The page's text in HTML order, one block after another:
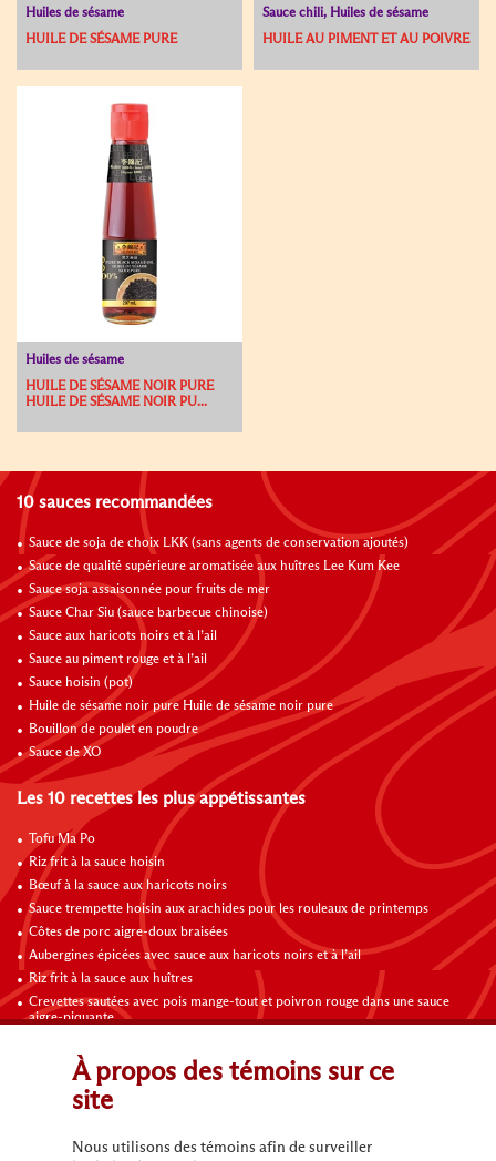
Huiles de sésame
HUILE DE SÉSAME PURE
Sauce chili, Huiles de sésame
HUILE AU PIMENT ET AU POIVRE
Huiles de sésame
HUILE DE SÉSAME NOIR PURE
HUILE DE SÉSAME NOIR PU...
10 sauces recommandées
Sauce de soja de choix LKK (sans agents de conservation ajoutés)
Sauce de qualité supérieure aromatisée aux huîtres Lee Kum Kee
Sauce soja assaisonnée pour fruits de mer
Sauce Char Siu (sauce barbecue chinoise)
Sauce aux haricots noirs et à l’ail
Sauce au piment rouge et à l’ail
Sauce hoisin (pot)
Huile de sésame noir pure Huile de sésame noir pure
Bouillon de poulet en poudre
Sauce de XO
Les 10 recettes les plus appétissantes
Tofu Ma Po
Riz frit à la sauce hoisin
Bœuf à la sauce aux haricots noirs
Sauce trempette hoisin aux arachides pour les rouleaux de printemps
Côtes de porc aigre-doux braisées
Aubergines épicées avec sauce aux haricots noirs et à l’ail
Riz frit à la sauce aux huîtres
Crevettes sautées avec pois mange-tout et poivron rouge dans une sauce
aigre-piquante
Omelette au poulet, champignons et tomates
Contactez-nous
À propos des témoins sur ce
site
Nous utilisons des témoins afin de surveiller